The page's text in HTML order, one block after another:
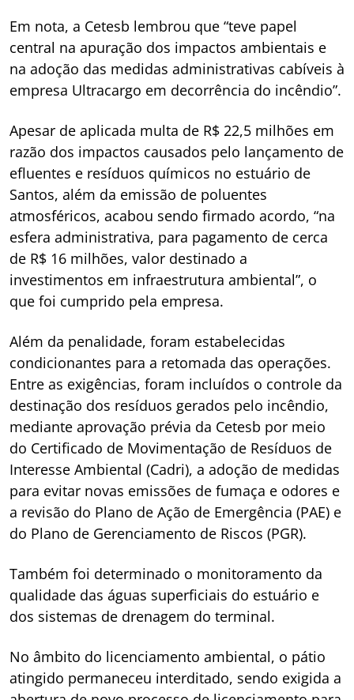
Em nota, a Cetesb lembrou que “teve papel
central na apuração dos impactos ambientais e
na adoção das medidas administrativas cabíveis à
empresa Ultracargo em decorrência do incêndio”.
Apesar de aplicada multa de R$ 22,5 milhões em
razão dos impactos causados pelo lançamento de
efluentes e resíduos químicos no estuário de
Santos, além da emissão de poluentes
atmosféricos, acabou sendo firmado acordo, “na
esfera administrativa, para pagamento de cerca
de R$ 16 milhões, valor destinado a
investimentos em infraestrutura ambiental”, o
que foi cumprido pela empresa.
Além da penalidade, foram estabelecidas
condicionantes para a retomada das operações.
Entre as exigências, foram incluídos o controle da
destinação dos resíduos gerados pelo incêndio,
mediante aprovação prévia da Cetesb por meio
do Certificado de Movimentação de Resíduos de
Interesse Ambiental (Cadri), a adoção de medidas
para evitar novas emissões de fumaça e odores e
a revisão do Plano de Ação de Emergência (PAE) e
do Plano de Gerenciamento de Riscos (PGR).
Também foi determinado o monitoramento da
qualidade das águas superficiais do estuário e
dos sistemas de drenagem do terminal.
No âmbito do licenciamento ambiental, o pátio
atingido permaneceu interditado, sendo exigida a